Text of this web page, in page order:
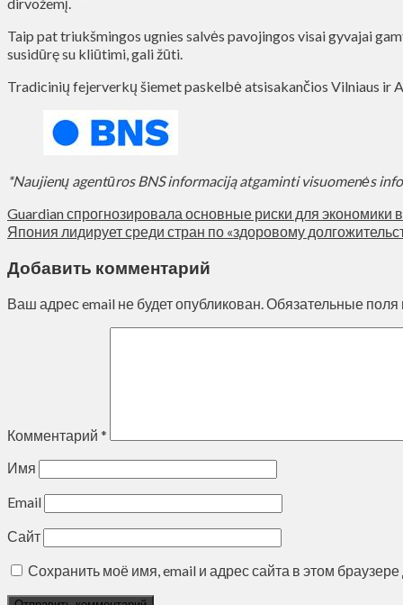
Taip pat triukšmingos ugnies salvės pavojingos visai gyvajai
susidūrę su kliūtimi, gali žūti.
Tradicinių fejerverkų šiemet paskelbė atsisakančios Vilniaus ir
*Naujienų agentūros BNS informaciją atgaminti visuomenės
Guardian спрогнозировала основные риски для экономики
Япония лидирует среди стран по «здоровому
Добавить комментарий
Ваш адрес email не будет опубликован.Обязательные
Комментарий *
Имя
Email
Сайт
Сохранить моё имя, email и адрес сайта в этом